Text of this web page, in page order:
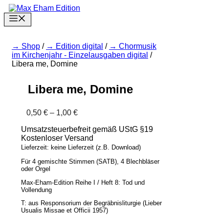
Zum
Inhalt
springen
Shop / Edition digital /
Chormusik
im Kirchenjahr - Einzelausgaben digital /
Libera me, Domine
Libera me, Domine
0,50 € – 1,00 €Preisspanne:
bis
1,00 €
Umsatzsteuerbefreit gemäß UStG §19
Kostenloser Versand
Lieferzeit: keine Lieferzeit (z.B. Download)
Für 4 gemischte Stimmen (SATB), 4 Blechbläser
oder Orgel
Max-Eham-Edition Reihe I / Heft 8: Tod und
Vollendung
T: aus Responsorium der Begräbnisliturgie (Lieber
Usualis Missae et Officii 1957)